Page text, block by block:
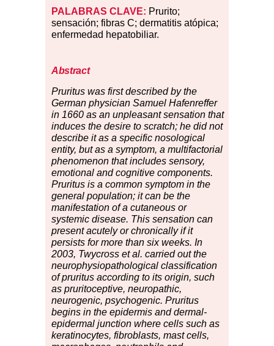
PALABRAS CLAVE: Prurito;
sensación; fibras C; dermatitis atópica;
enfermedad hepatobiliar.
Abstract
Pruritus was first described by the
German physician Samuel Hafenreffer
in 1660 as an unpleasant sensation that
induces the desire to scratch; he did not
describe it as a specific nosological
entity, but as a symptom, a multifactorial
phenomenon that includes sensory,
emotional and cognitive components.
Pruritus is a common symptom in the
general population; it can be the
manifestation of a cutaneous or
systemic disease. This sensation can
present acutely or chronically if it
persists for more than six weeks. In
2003, Twycross et al. carried out the
neurophysiopathological classification
of pruritus according to its origin, such
as pruritoceptive, neuropathic,
neurogenic, psychogenic. Pruritus
begins in the epidermis and dermal-
epidermal junction where cells such as
keratinocytes, fibroblasts, mast cells,